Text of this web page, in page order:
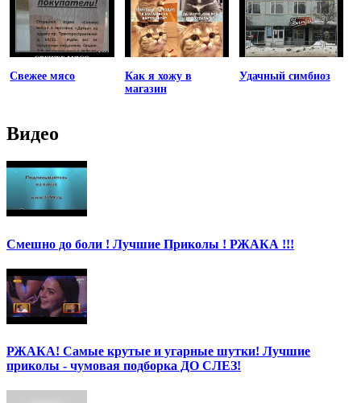
Свежее мясо
Как я хожу в
магазин
Удачный симбиоз
Видео
Смешно до боли ! Лучшие Приколы ! РЖАКА !!!
РЖАКА! Самые крутые и угарные шутки! Лучшие
приколы - чумовая подборка ДО СЛЕЗ!